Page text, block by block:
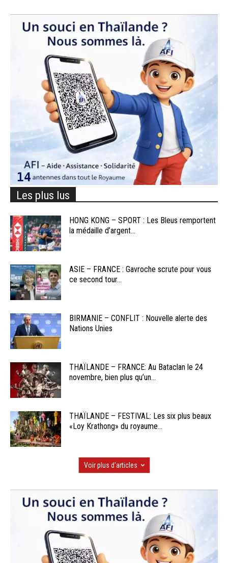
Les plus lus
HONG KONG – SPORT : Les Bleus remportent
la médaille d’argent...
ASIE – FRANCE : Gavroche scrute pour vous
ce second tour...
BIRMANIE – CONFLIT : Nouvelle alerte des
Nations Unies
THAÏLANDE – FRANCE: Au Bataclan le 24
novembre, bien plus qu’un...
THAÏLANDE – FESTIVAL: Les six plus beaux
«Loy Krathong» du royaume...
Voir plus d'articles